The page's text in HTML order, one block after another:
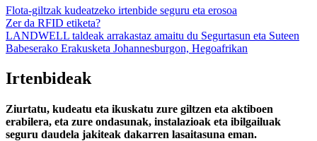
Flota-giltzak kudeatzeko irtenbide seguru eta erosoa
Zer da RFID etiketa?
LANDWELL taldeak arrakastaz amaitu du Segurtasun eta Suteen
Babeserako Erakusketa Johannesburgon, Hegoafrikan
Irtenbideak
Ziurtatu, kudeatu eta ikuskatu zure giltzen eta aktiboen
erabilera, eta zure ondasunak, instalazioak eta ibilgailuak
seguru daudela jakiteak dakarren lasaitasuna eman.